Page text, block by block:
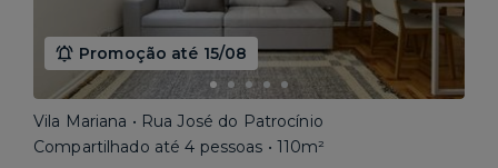
Promoção até 15/08
Vila Mariana • Rua José do Patrocínio
Compartilhado até 4 pessoas • 110m²